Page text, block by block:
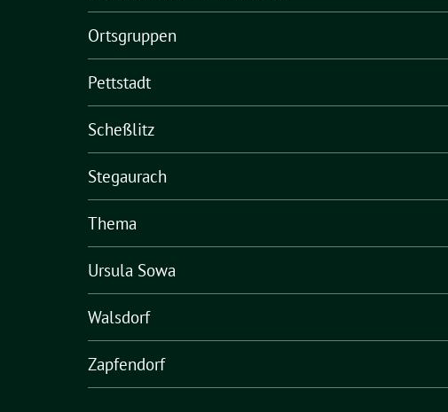
Ortsgruppen
Pettstadt
Scheßlitz
Stegaurach
Thema
Ursula Sowa
Walsdorf
Zapfendorf